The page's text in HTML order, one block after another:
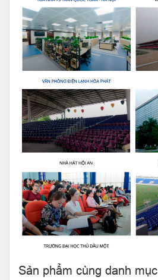
Sản phẩm cùng danh mục